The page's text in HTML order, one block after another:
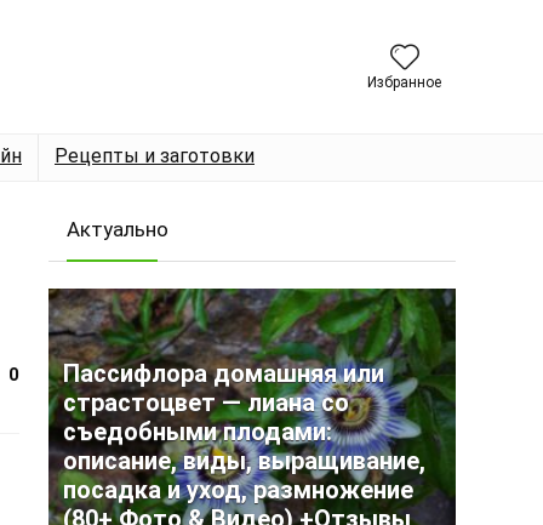
Избранное
Рецепты и заготовки
0
Актуально
Пассифлора домашняя или
страстоцвет — лиана со
съедобными плодами:
описание, виды, выращивание,
посадка и уход, размножение
(80+ Фото & Видео) +Отзывы